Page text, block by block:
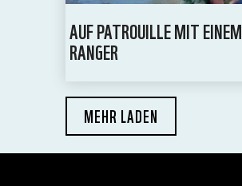
AUF PATROUILLE MIT EINEM
RANGER
MEHR LADEN